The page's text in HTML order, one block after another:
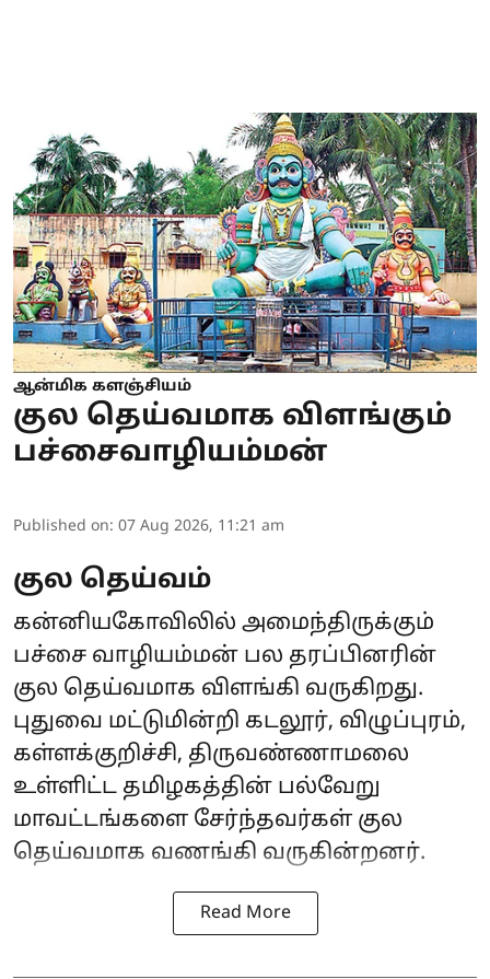
ஆன்மிக களஞ்சியம்
குல தெய்வமாக விளங்கும்
பச்சைவாழியம்மன்
Published on: 07 Aug 2026, 11:21 am
குல தெய்வம்
கன்னியகோவிலில் அமைந்திருக்கும்
பச்சை வாழியம்மன் பல தரப்பினரின்
குல தெய்வமாக விளங்கி வருகிறது.
புதுவை மட்டுமின்றி கடலூர், விழுப்புரம்,
கள்ளக்குறிச்சி, திருவண்ணாமலை
உள்ளிட்ட தமிழகத்தின் பல்வேறு
மாவட்டங்களை சேர்ந்தவர்கள் குல
தெய்வமாக வணங்கி வருகின்றனர்.
Read More